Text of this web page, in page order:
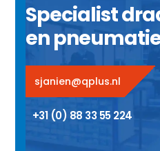
Specialist
en
sjanien@qplus.nl
+31 (0) 88 33 55 224